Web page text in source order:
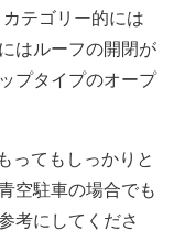
テゴリー的には
はルーフの開閉が
プタイプのオープ
ってもしっかりと
空駐車の場合でも
考にしてくださ